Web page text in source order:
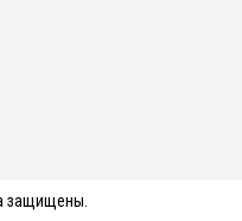
защищены.